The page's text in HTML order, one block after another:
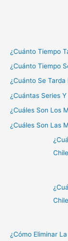
¿Cuánto Tiempo
¿Cuánto Tiempo
¿Cuánto Se
¿Cuántas Series
¿Cuáles Son Los
¿Cuáles Son Las
¿Cómo Eliminar